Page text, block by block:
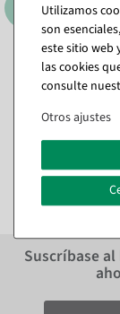
Trabillas de
10 cm, Color:
Disponible de
12,95 EUR
Suscríbase
Utilizamos
son
este sitio web
las cookies
consulte
Otros ajustes